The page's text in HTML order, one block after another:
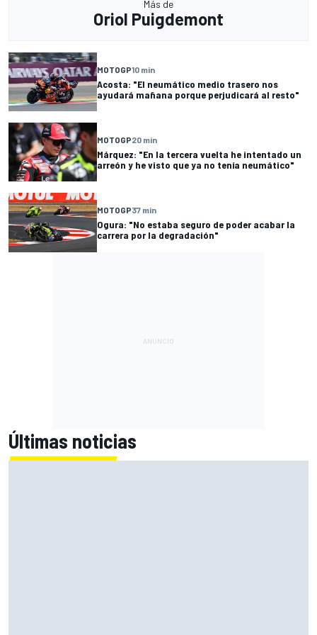
Más de
Oriol Puigdemont
MOTOGP10 min
Acosta: "El neumático medio trasero nos
ayudará mañana porque perjudicará al resto"
MOTOGP20 min
Márquez: "En la tercera vuelta he intentado un
arreón y he visto que ya no tenía neumático"
MOTOGP37 min
Ogura: "No estaba seguro de poder acabar la
carrera por la degradación"
Últimas noticias